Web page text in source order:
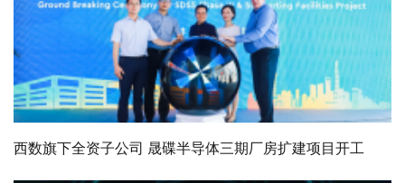
西数旗下全资子公司 晟碟半导体三期厂房扩建项目开工